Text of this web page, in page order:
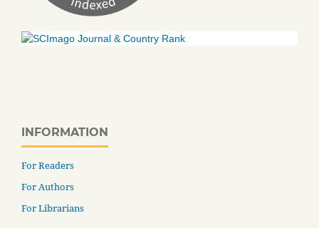
INFORMATION
For Readers
For Authors
For Librarians